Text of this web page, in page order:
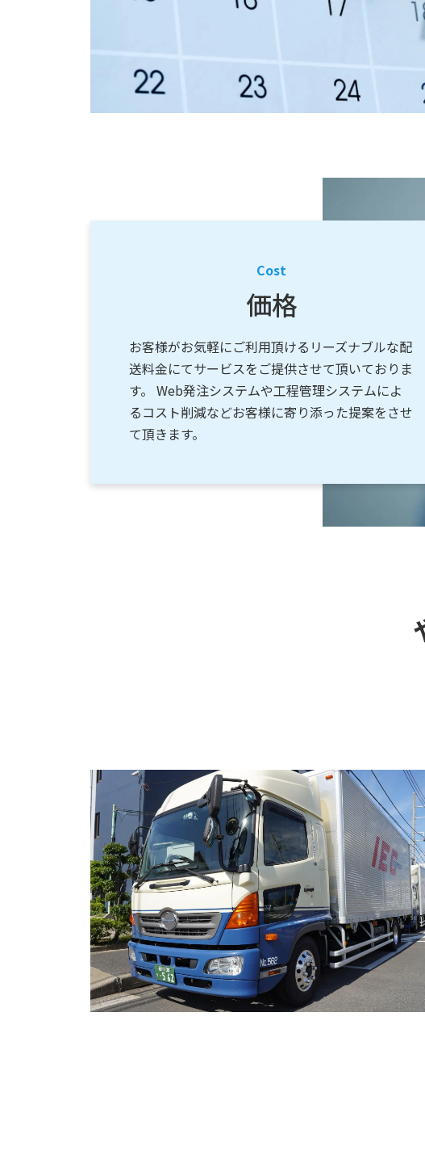
Cost
価格
お客様がお気軽にご利用頂けるリーズナブルな配
送料金にてサービスをご提供させて頂いておりま
す。 Web発注システムや工程管理システムによ
るコスト削減などお客様に寄り添った提案をさせ
て頂きます。